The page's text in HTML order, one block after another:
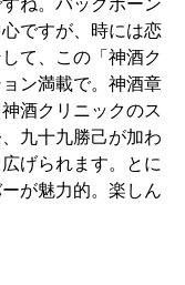
ね。バックボーン
ですが、時には恋
て、この「神酒ク
ン満載で。神酒章
酒クリニックのス
九十九勝己が加わ
げられます。とに
が魅力的。楽しん